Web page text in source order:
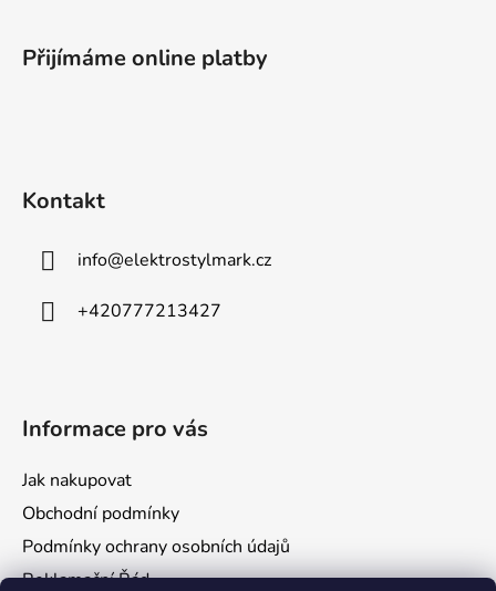
Přijímáme online platby
Kontakt
info@elektrostylmark.cz
+420777213427
Informace pro vás
Jak nakupovat
Obchodní podmínky
Podmínky ochrany osobních údajů
Reklamační Řád